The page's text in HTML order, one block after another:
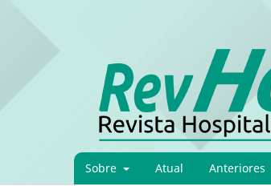
Sobre Atual Anteriores